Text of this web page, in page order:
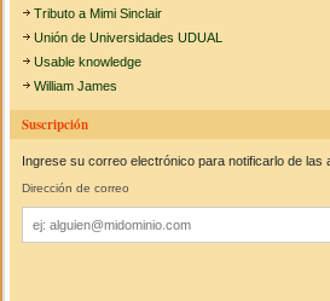
Tributo a Mimi Sinclair
Unión de Universidades UDUAL
Usable knowledge
William James
Suscripción
Ingrese su correo electrónico para notificarlo de las
Dirección de correo
Dirección
de
correo